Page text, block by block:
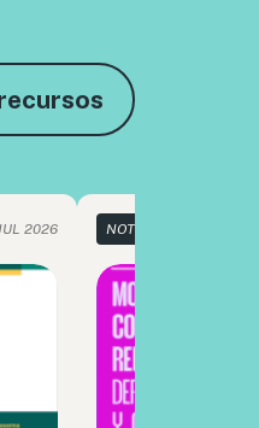
2026 NOTICIAS Y